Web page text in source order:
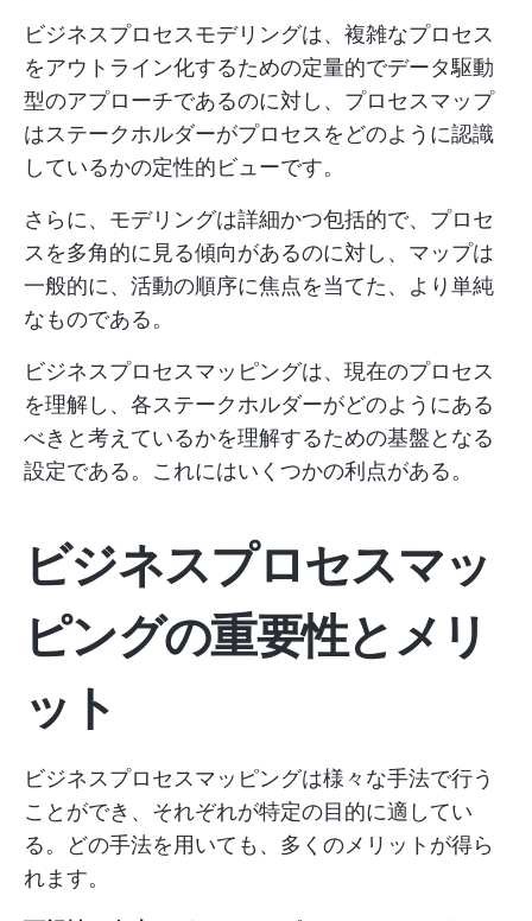
ビジネスプロセスモデリングは、複雑なプロセス
をアウトライン化するための定量的でデータ駆動
型のアプローチであるのに対し、プロセスマップ
はステークホルダーがプロセスをどのように認識
しているかの定性的ビューです。
さらに、モデリングは詳細かつ包括的で、プロセ
スを多角的に見る傾向があるのに対し、マップは
一般的に、活動の順序に焦点を当てた、より単純
なものである。
ビジネスプロセスマッピングは、現在のプロセス
を理解し、各ステークホルダーがどのようにある
べきと考えているかを理解するための基盤となる
設定である。これにはいくつかの利点がある。
ビジネスプロセスマッ
ピングの重要性とメリ
ット
ビジネスプロセスマッピングは様々な手法で行う
ことができ、それぞれが特定の目的に適してい
る。どの手法を用いても、多くのメリットが得ら
れます。